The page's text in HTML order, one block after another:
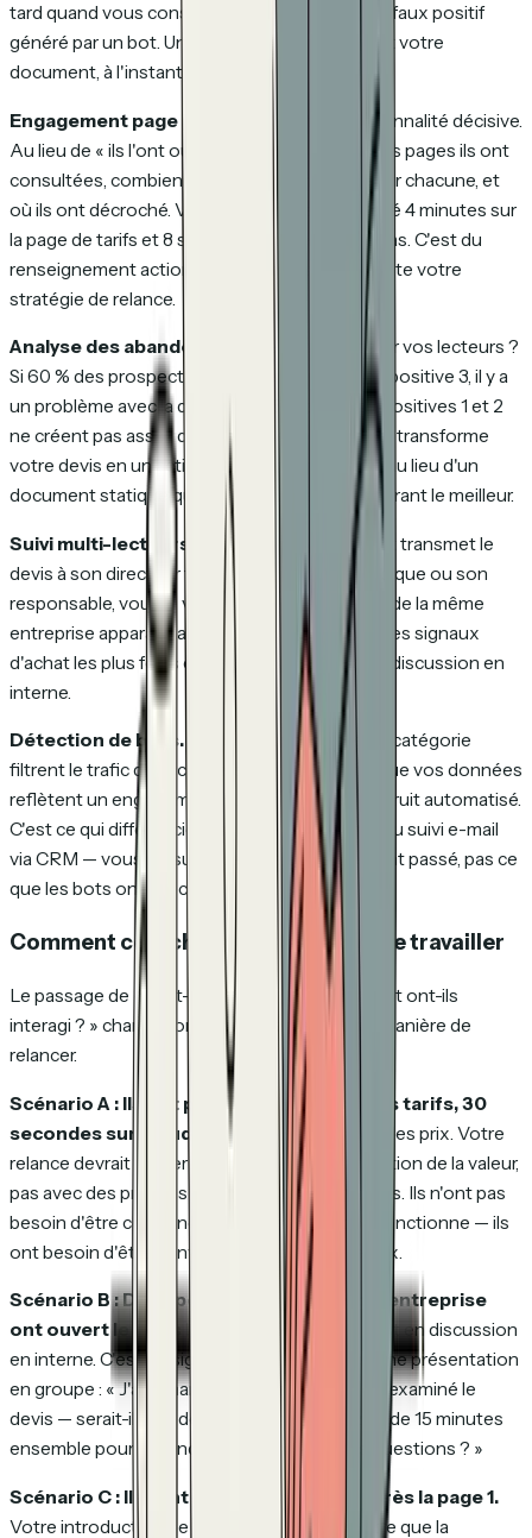
tard quand vous consultez votre CRM. Pas un faux positif
généré par un bot. Une vraie personne, ouvrant votre
document, à l'instant.
Engagement page par page.
C'est la fonctionnalité décisive.
Au lieu de « ils l'ont ouvert », vous voyez quelles pages ils ont
consultées, combien de temps ils ont passé sur chacune, et
où ils ont décroché. Vous savez qu'ils ont passé 4 minutes sur
la page de tarifs et 8 secondes sur l'étude de cas. C'est du
renseignement actionnable qui transforme toute votre
stratégie de relance.
Analyse des abandons.
Quelle page fait partir vos lecteurs ?
Si 60 % des prospects décrochent après la diapositive 3, il y a
un problème avec la diapositive 3 — ou les diapositives 1 et 2
ne créent pas assez d'élan pour les porter. Cela transforme
votre devis en un actif testable et améliorable au lieu d'un
document statique que vous envoyez en espérant le meilleur.
Suivi multi-lecteurs.
Lorsque votre prospect transmet le
devis à son directeur financier, son équipe juridique ou son
responsable, vous le voyez. Plusieurs lecteurs de la même
entreprise apparaissant le même jour est l'un des signaux
d'achat les plus forts en vente — le deal est en discussion en
interne.
Détection de bots. Les bons outils de cette catégorie
filtrent le trafic des scanners de sécurité afin que vos données
reflètent un engagement humain réel, pas du bruit automatisé.
C'est ce qui différencie le suivi de documents du suivi e-mail
via CRM — vous mesurez ce qui s'est réellement passé, pas ce
que les bots ont fait croire.
Comment cela change votre façon de travailler
Le passage de « l'ont-ils ouvert ? » à « comment ont-ils
interagi ? » change fondamentalement votre manière de
relancer.
Scénario A : Ils ont passé 8 minutes sur les tarifs, 30
secondes sur l'étude de cas.
Ils comparent les prix. Votre
relance devrait mener avec le ROI et la justification de la valeur,
pas avec des preuves sociales supplémentaires. Ils n'ont pas
besoin d'être convaincus que votre solution fonctionne — ils
ont besoin d'être convaincus qu'elle vaut le prix.
Scénario B : Deux personnes de la même entreprise
ont ouvert le devis le même jour.Le deal est en discussion
en interne. C'est un signal d'achat. Proposez une présentation
en groupe : « J'ai remarqué que votre équipe a examiné le
devis — serait-il utile de faire un tour d'horizon de 15 minutes
ensemble pour répondre directement à vos questions ? »
Scénario C : Ils l'ont ouvert, ont quitté après la page 1.
Votre introduction ne connecte pas. Peut-être que la